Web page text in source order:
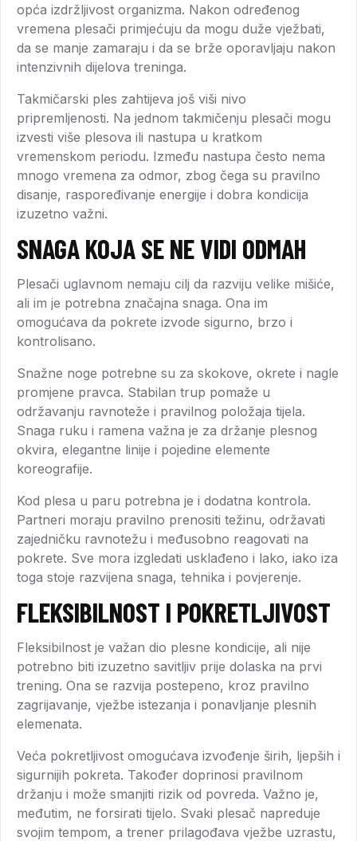
opća izdržljivost organizma. Nakon određenog
vremena plesači primjećuju da mogu duže vježbati,
da se manje zamaraju i da se brže oporavljaju nakon
intenzivnih dijelova treninga.
Takmičarski ples zahtijeva još viši nivo
pripremljenosti. Na jednom takmičenju plesači mogu
izvesti više plesova ili nastupa u kratkom
vremenskom periodu. Između nastupa često nema
mnogo vremena za odmor, zbog čega su pravilno
disanje, raspoređivanje energije i dobra kondicija
izuzetno važni.
SNAGA KOJA SE NE VIDI ODMAH
Plesači uglavnom nemaju cilj da razviju velike mišiće,
ali im je potrebna značajna snaga. Ona im
omogućava da pokrete izvode sigurno, brzo i
kontrolisano.
Snažne noge potrebne su za skokove, okrete i nagle
promjene pravca. Stabilan trup pomaže u
održavanju ravnoteže i pravilnog položaja tijela.
Snaga ruku i ramena važna je za držanje plesnog
okvira, elegantne linije i pojedine elemente
koreografije.
Kod plesa u paru potrebna je i dodatna kontrola.
Partneri moraju pravilno prenositi težinu, održavati
zajedničku ravnotežu i međusobno reagovati na
pokrete. Sve mora izgledati usklađeno i lako, iako iza
toga stoje razvijena snaga, tehnika i povjerenje.
FLEKSIBILNOST I POKRETLJIVOST
Fleksibilnost je važan dio plesne kondicije, ali nije
potrebno biti izuzetno savitljiv prije dolaska na prvi
trening. Ona se razvija postepeno, kroz pravilno
zagrijavanje, vježbe istezanja i ponavljanje plesnih
elemenata.
Veća pokretljivost omogućava izvođenje širih, ljepših i
sigurnijih pokreta. Također doprinosi pravilnom
držanju i može smanjiti rizik od povreda. Važno je,
međutim, ne forsirati tijelo. Svaki plesač napreduje
svojim tempom, a trener prilagođava vježbe uzrastu,